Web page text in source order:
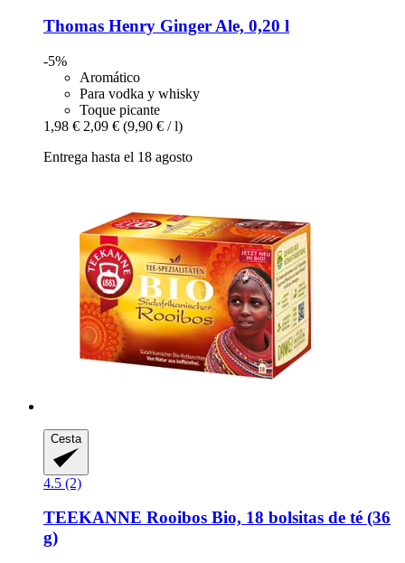
Thomas Henry Ginger Ale, 0,20 l
-5%
Aromático
Para vodka y whisky
Toque picante
1,98 € 2,09 € (9,90 € / l)
Entrega hasta el 18 agosto
Cesta
4.5 (2)
TEEKANNE Rooibos Bio, 18 bolsitas de té (36
g)